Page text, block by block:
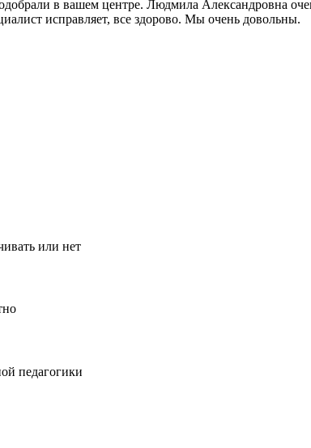
в вашем центре. Людмила Александровна
исправляет, все здорово. Мы очень довольны.
или нет
педагогики